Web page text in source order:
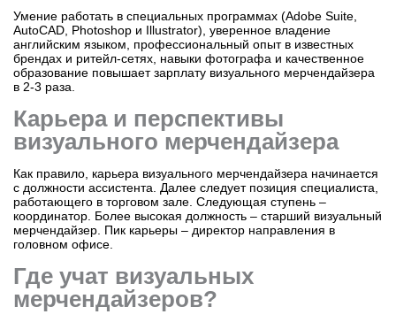
Умение работать в специальных программах (Adobe Suite,
AutoCAD, Photoshop и Illustrator), уверенное владение
английским языком, профессиональный опыт в известных
брендах и ритейл-сетях, навыки фотографа и качественное
образование повышает зарплату визуального мерчендайзера
в 2-3 раза.
Карьера и перспективы
визуального мерчендайзера
Как правило, карьера визуального мерчендайзера начинается
с должности ассистента. Далее следует позиция специалиста,
работающего в торговом зале. Следующая ступень –
координатор. Более высокая должность – старший визуальный
мерчендайзер. Пик карьеры – директор направления в
головном офисе.
Где учат визуальных
мерчендайзеров?